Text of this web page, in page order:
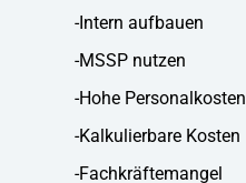
-Intern aufbauen
-MSSP nutzen
-Hohe Personalkosten
-Kalkulierbare Kosten
-Fachkräftemangel